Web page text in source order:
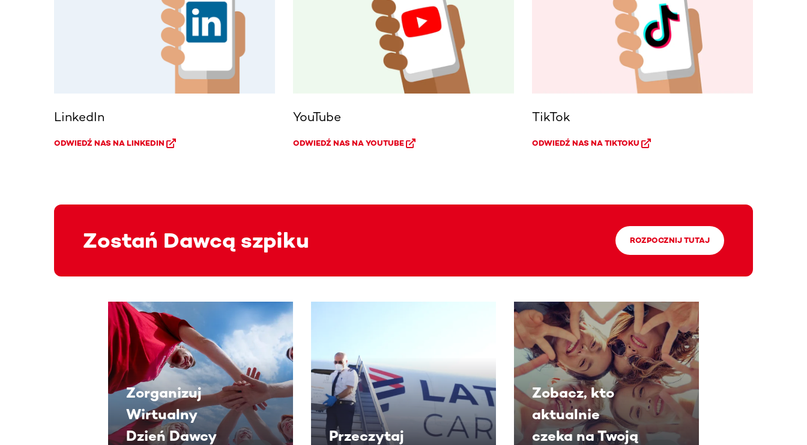
LinkedIn
ODWIEDŹ NAS NA LINKEDIN
YouTube
ODWIEDŹ NAS NA YOUTUBE
TikTok
ODWIEDŹ NAS NA TIKTOKU
Zostań Dawcą szpiku ROZPOCZNIJ TUTAJ
Ta sekcja zawiera treści przewijane w poziomie. Użyj klawisza Tab lub przesuń palcem, aby zobaczyć więcej.
Zorganizuj
Wirtualny
Dzień Dawcy
Przeczytaj
Zobacz, kto
aktualnie
czeka na Twoją